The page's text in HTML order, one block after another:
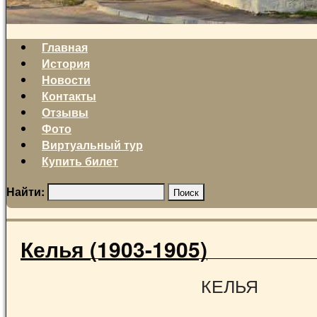
Главная
История
Новости
Контакты
Отзывы
Фото
Виртуальный тур
Купить билет
Найти:
Келья (1903-1905)
КЕЛЬЯ